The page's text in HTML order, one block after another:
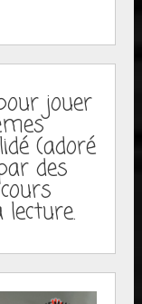
jouer
(adoré
des